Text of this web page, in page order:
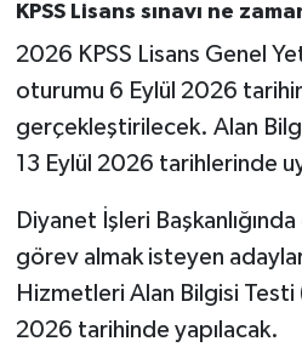
KPSS Lisans sınavı ne
2026 KPSS Lisans Genel
oturumu 6 Eylül 2026
gerçekleştirilecek. Alan
13 Eylül 2026 tarihlerinde
Diyanet İşleri
görev almak isteyen
Hizmetleri Alan Bilgisi Testi
2026 tarihinde yapılacak.